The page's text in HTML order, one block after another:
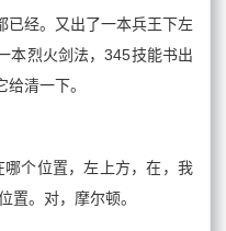
经。又出了一本兵王下左
本烈火剑法，345技能书出
清一下。
个位置，左上方，在，我
置。对，摩尔顿。